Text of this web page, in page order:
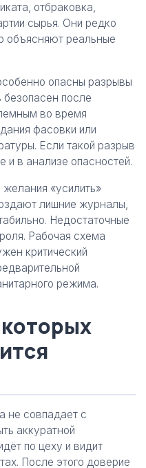
отбраковка,
сырья. Они редко
объясняют реальные
опасны разрывы
после
во время
фасовки или
Если такой разрыв
и в анализе опасностей.
«усилить»
лишние журналы,
Недостаточные
Рабочая схема
критический
режима.
не совпадает с
аккуратной
по цеху и видит
После этого доверие